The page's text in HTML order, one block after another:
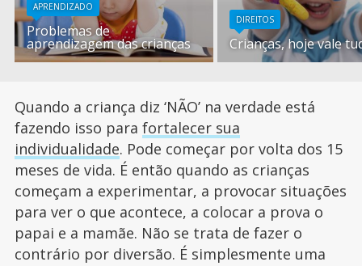
APRENDIZADO
Problemas de
aprendizagem das crianças
DIREITOS
Crianças, hoje vale
Quando a criança diz ‘NÃO’ na verdade está
fazendo isso para fortalecer sua
individualidade. Pode começar por volta dos 15
meses de vida. É então quando as crianças
começam a experimentar, a provocar situações
para ver o que acontece, a colocar a prova o
papai e a mamãe. Não se trata de fazer o
contrário por diversão. É simplesmente uma